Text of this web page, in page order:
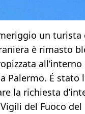
un turista
è rimasto
Palermo. É stato
la richiesta
del Fuoco